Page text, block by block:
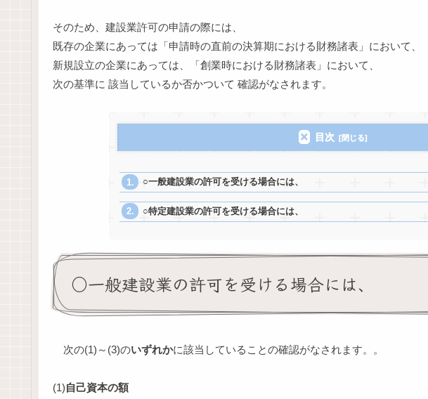
そのため、建設業許可の申請の際には、
既存の企業にあっては「申請時の直前の決算期における財務諸表」において、
新規設立の企業にあっては、「創業時における財務諸表」において、
次の基準に 該当しているか否かついて 確認がなされます。
目次
○一般建設業の許可を受ける場合には、
○特定建設業の許可を受ける場合には、
○一般建設業の許可を受ける場合には、
次の(1)～(3)のいずれかに該当していることの確認がなされます。。
(1)自己資本の額